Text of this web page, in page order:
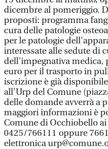
dicembre al pomeriggio.
proposti: programma
cura delle patologie
per le patologie
interessate alle sedute di
dell'impegnativa medica,
euro per il trasporto in
iscrizione è già
all'Urp del Comune
delle domande avverrà a
maggiori informazioni è
Comune di Occhiobello
0425/766111 oppure
elettronica